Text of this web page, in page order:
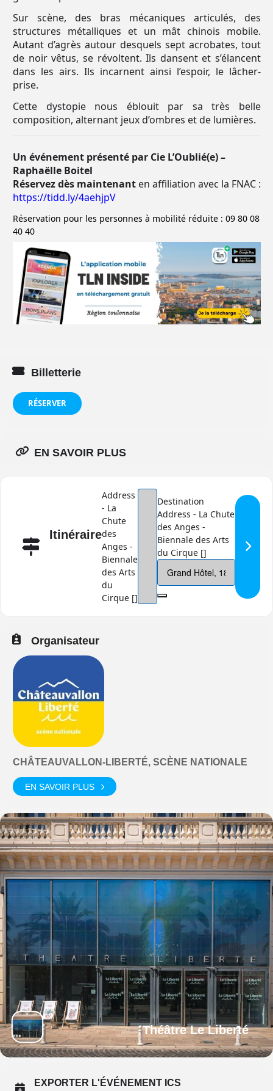
Sur scène, des bras mécaniques articulés, des
structures métalliques et un mât chinois mobile.
Autant d’agrès autour desquels sept acrobates, tout
de noir vêtus, se révoltent. Ils dansent et s’élancent
dans les airs. Ils incarnent ainsi l’espoir, le lâcher-
prise.
Cette dystopie nous éblouit par sa très belle
composition, alternant jeux d’ombres et de lumières.
Un événement présenté par Cie L’Oublié(e) –
Raphaëlle Boitel
Réservez dès maintenant en affiliation avec la FNAC :
https://tidd.ly/4aehjpV
Réservation pour les personnes à mobilité réduite : 09 80 08
40 40
Billetterie
RÉSERVER
EN SAVOIR PLUS
Itinéraire
Address
- La
Chute
des
Anges -
Biennale
des Arts
du
Cirque []
Destination
Address - La Chute
des Anges -
Biennale des Arts
du Cirque []
Organisateur
CHÂTEAUVALLON-LIBERTÉ, SCÈNE NATIONALE
EN SAVOIR PLUS
Théâtre Le Liberté
EXPORTER L'ÉVÉNEMENT ICS